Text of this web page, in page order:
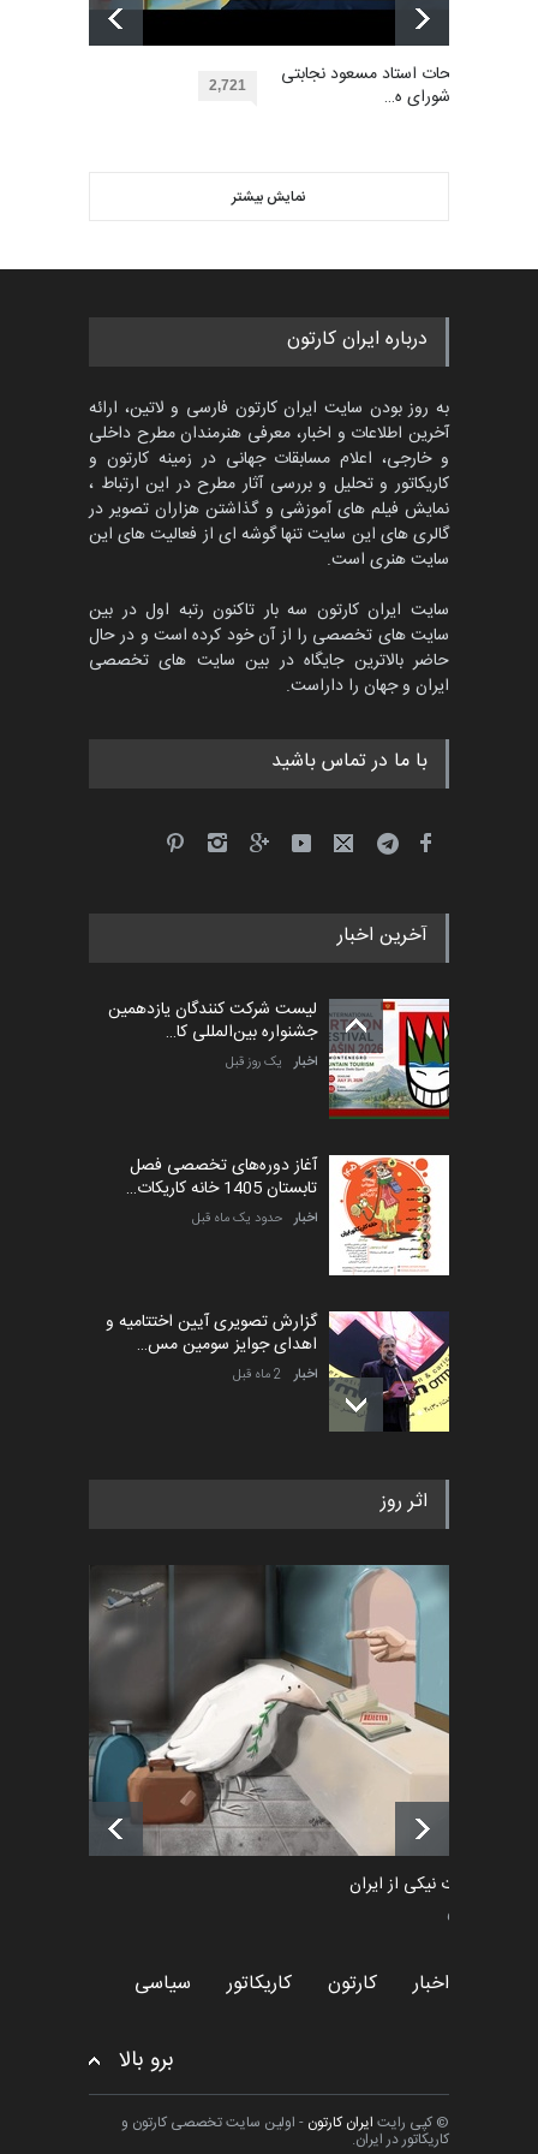
نهمین مسابقۀ بین‌المللی کارتون
آفریقا، مراکش…
مهلت
کتابخانۀ ممتا…
مسابقه بین‌المللی کارتون آیدین
دوغان، ترکیه،…
مسابقۀ بین‌المللی کارتون و
کاریکاتور «البغلی…
مهلت 3 ماه دیگر
پنجمین مسابقۀ بین‌المللی
کارتون CARTUNION ، …
مهلت
مهلت
مهلت 5 ماه دیگر
گالری آثار منتخب کارتون های
گرگلی باکاس…
گالری حدود یک ماه قبل
توضیحات استاد مسعود نجابتی
عضو شورای ه… 2,721
نمایش بیشتر
درباره ایران کارتون
به روز بودن سایت ایران کارتون فارسی و لاتین، ارائه
آخرین اطلاعات و اخبار، معرفی هنرمندان مطرح داخلی
و خارجی، اعلام مسابقات جهانی در زمینه کارتون و
کاریکاتور و تحلیل و بررسی آثار مطرح در این ارتباط ،
نمایش فیلم های آموزشی و گذاشتن هزاران تصویر در
گالری های این سایت تنها گوشه ای از فعالیت های این
سایت هنری است.
سایت ایران کارتون سه بار تاکنون رتبه اول در بین
سایت های تخصصی را از آن خود کرده است و در حال
حاضر بالاترین جایگاه در بین سایت های تخصصی
ایران و جهان را داراست.
با ما در تماس باشید
آخرین اخبار
لیست شرکت کنندگان یازدهمین
جشنواره بین‌المللی کا…
اخبار یک روز قبل
آغاز دوره‌های تخصصی فصل
تابستان 1405 خانه کاریکات…
اخبار حدود یک ماه قبل
گزارش تصویری آیین اختتامیه و
اهدای جوایز سومین مس…
اخبار 2 ماه قبل
به یاد اردوغان باشول (۱۹۳۶–
اخبار 2 ماه قبل
رویداد کارگاهی کارتون و پوستر
«ایران سربلند» به ا…
اخبار 6 ماه قبل
فراخوان رویداد کارگاهی کارتون و
پوستر "ایران سربل…
6 ماه قبل
اثر روز
طراوت نیکی از ایران
سیاسی
اخبار کارتون کاریکاتور سیاسی
برو بالا
© کپی رایت ایران کارتون - اولین سایت تخصصی کارتون و
کاریکاتور در ایران.